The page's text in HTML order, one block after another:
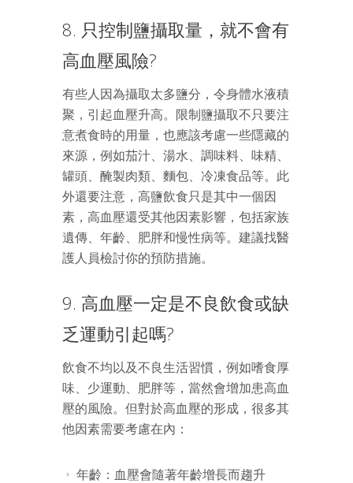
8. 只控制鹽攝取量，就不會有
高血壓風險?
有些人因為攝取太多鹽分，令身體水液積
聚，引起血壓升高。限制鹽攝取不只要注
意煮食時的用量，也應該考慮一些隱藏的
來源，例如茄汁、湯水、調味料、味精、
罐頭、醃製肉類、麵包、冷凍食品等。此
外還要注意，高鹽飲食只是其中一個因
素，高血壓還受其他因素影響，包括家族
遺傳、年齡、肥胖和慢性病等。建議找醫
護人員檢討你的預防措施。
9. 高血壓一定是不良飲食或缺
乏運動引起嗎?
飲食不均以及不良生活習慣，例如嗜食厚
味、少運動、肥胖等，當然會增加患高血
壓的風險。但對於高血壓的形成，很多其
他因素需要考慮在內：
年齡：血壓會隨著年齡增長而趨升